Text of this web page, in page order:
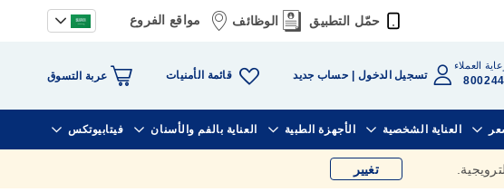
حمّل التطبيق الوظائف مواقع الفروع
العملاء
تسجيل الدخول حساب جديد قائمة الأمنيات عربة التسوق
العناية الشخصية الأجهزة الطبية العناية بالفم والأسنان فيتابيوتكس
تغيير